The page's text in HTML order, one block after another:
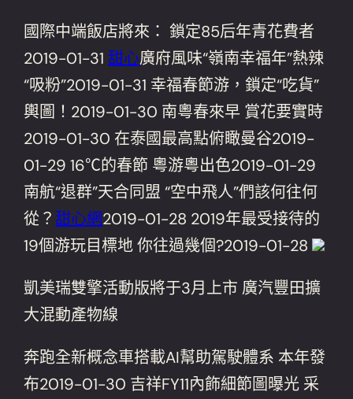
國際中端飯店將來： 鎖定85后年青花費者
2019-01-31甜心廣府風味“嶺南幸福年”熱辣
“吸粉”2019-01-31 幸福春節游，鎖定“吃貨”
輿圖！2019-01-30 南粵春來早 賞花要實時
2019-01-30 在泰國最高點俯瞰曼谷2019-
01-29 16℃的春節 粵游粵出色2019-01-29
南航“退群”天合同盟 “空中飛人”們該何往何
從？甜心網2019-01-28 2019年最受接待的
19個游玩目標地 你往過幾個?2019-01-28
凱美瑞雙擎活動版將于3月上市 廣汽豐田擴
大混動產物線
奔跑全新概念車搭載AI幫助駕駛體系 本年發
布2019-01-30 吉祥FY11內飾細節圖曝光 采